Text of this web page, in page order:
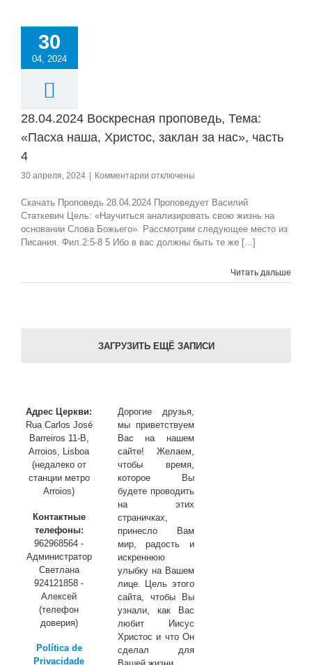
30
04, 2024
28.04.2024 Воскресная проповедь, Тема:
«Пасха наша, Христос, заклан за нас», часть
4
30 апреля, 2024 Комментарии к
28.04.2024
Воскресная
проповедь,
«Пасха
отключены
Скачать Проповедь 28.04.2024 Проповедует Василий
Статкевич Цель: «Научиться анализировать свою жизнь на
основании Слова Божьего» Рассмотрим следующее место из
Писания. Фил.2:5-8 5 Ибо в вас должны быть те же [...]
Читать дальше
ЗАГРУЗИТЬ ЕЩЁ ЗАПИСИ
Адрес Церкви:
Rua Carlos José
Barreiros 11-B,
Arroios, Lisboa
(недалеко от
станции метро
Arroios)
Контактные
телефоны:
962968564 -
Администратор
Светлана
924121858 -
Алексей
(телефон
доверия)
Política de
Privacidade
Дорогие друзья,
мы приветствуем
Вас на нашем
сайте! Желаем,
чтобы время,
которое Вы
будете проводить
на этих
страничках,
принесло Вам
мир, радость и
искреннюю
улыбку на Вашем
лице. Цель этого
сайта, чтобы Вы
узнали, как Вас
любит Иисус
Христос и что Он
сделал для